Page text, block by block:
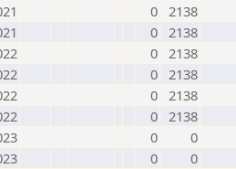
0 2138
0 2138
0 2138
0 2138
0 2138
0 2138
0
0
0
0